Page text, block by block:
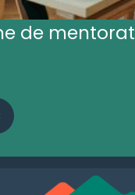
de mentorat